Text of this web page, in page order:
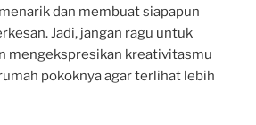
dan membuat siapapun
Jadi, jangan ragu untuk
mengekspresikan kreativitasmu
pokoknya agar terlihat lebih